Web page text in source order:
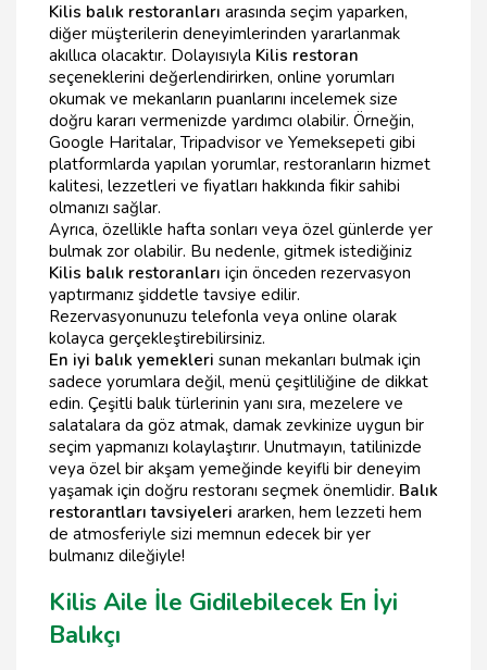
Kilis balık restoranları arasında seçim yaparken,
diğer müşterilerin deneyimlerinden yararlanmak
akıllıca olacaktır. Dolayısıyla Kilis restoran
seçeneklerini değerlendirirken, online yorumları
okumak ve mekanların puanlarını incelemek size
doğru kararı vermenizde yardımcı olabilir. Örneğin,
Google Haritalar, Tripadvisor ve Yemeksepeti gibi
platformlarda yapılan yorumlar, restoranların hizmet
kalitesi, lezzetleri ve fiyatları hakkında fikir sahibi
olmanızı sağlar.
Ayrıca, özellikle hafta sonları veya özel günlerde yer
bulmak zor olabilir. Bu nedenle, gitmek istediğiniz
Kilis balık restoranları için önceden rezervasyon
yaptırmanız şiddetle tavsiye edilir.
Rezervasyonunuzu telefonla veya online olarak
kolayca gerçekleştirebilirsiniz.
En iyi balık yemekleri sunan mekanları bulmak için
sadece yorumlara değil, menü çeşitliliğine de dikkat
edin. Çeşitli balık türlerinin yanı sıra, mezelere ve
salatalara da göz atmak, damak zevkinize uygun bir
seçim yapmanızı kolaylaştırır. Unutmayın, tatilinizde
veya özel bir akşam yemeğinde keyifli bir deneyim
yaşamak için doğru restoranı seçmek önemlidir. Balık
restorantları tavsiyeleri ararken, hem lezzeti hem
de atmosferiyle sizi memnun edecek bir yer
bulmanız dileğiyle!
Kilis Aile İle Gidilebilecek En İyi
Balıkçı